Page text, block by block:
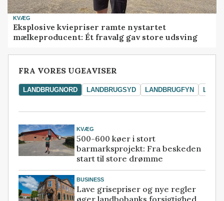
KVÆG
Eksplosive kviepriser ramte nystartet
mælkeproducent: Ét fravalg gav store udsving
FRA VORES UGEAVISER
LANDBRUGNORD LANDBRUGSYD LANDBRUGFYN
KVÆG
500-600 køer i stort
barmarksprojekt: Fra beskeden
start til store drømme
BUSINESS
Lave grisepriser og nye regler
øger landbobanks forsigtighed